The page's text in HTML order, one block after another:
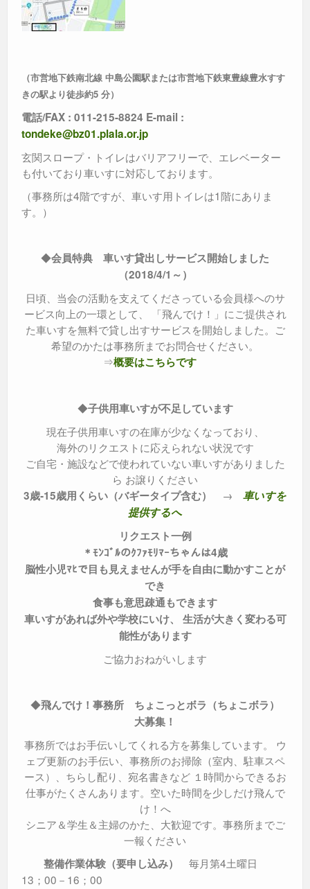
（市営地下鉄南北線 中島公園駅または市営地下鉄東豊線豊水すす
きの駅より徒歩約5 分）
電話/FAX : 011-215-8824 E-mail :
tondeke@bz01.plala.or.jp
玄関スロープ・トイレはバリアフリーで、エレベーター
も付いており車いすに対応しております。
（事務所は4階ですが、車いす用トイレは1階にありま
す。）
◆会員特典 車いす貸出しサービス開始しました
（2018/4/1～）
日頃、当会の活動を支えてくださっている会員様へのサ
ービス向上の一環として、 「飛んでけ！」にご提供され
た車いすを無料で貸し出すサービスを開始しました。ご
希望のかたは事務所までお問合せください。
⇒概要はこちらです
◆子供用車いすが不足しています
現在子供用車いすの在庫が少なくなっており、
海外のリクエストに応えられない状況です
ご自宅・施設などで使われていない車いすがありました
ら お譲りください
3歳‐15歳用くらい（バギータイプ含む）
→ 車いすを
提供するへ
リクエスト一例
＊ﾓﾝｺﾞﾙのｸﾌｧﾓﾘﾏｰちゃんは4歳
脳性小児ﾏﾋで目も見えませんが手を自由に動かすことが
でき
食事も意思疎通もできます
車いすがあれば外や学校にいけ、 生活が大きく変わる可
能性があります
ご協力おねがいします
◆飛んでけ！事務所 ちょこっとボラ（ちょこボラ）
大募集！
事務所ではお手伝いしてくれる方を募集しています。 ウ
ェブ更新のお手伝い、事務所のお掃除（室内、駐車スペ
ース）、ちらし配り、宛名書きなど １時間からできるお
仕事がたくさんあります。空いた時間を少しだけ飛んで
け！へ
シニア＆学生＆主婦のかた、大歓迎です。事務所までご
一報ください
整備作業体験（要申し込み） 毎月第4土曜日
13；00－16；00